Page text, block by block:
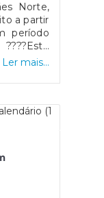
DE
Norte,
a partir
período
de
o
a
Ler mais...